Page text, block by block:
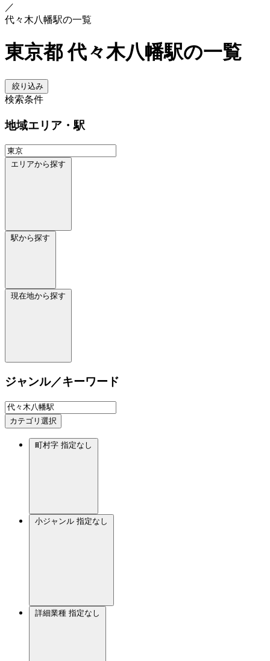
／
代々木八幡駅の一覧
東京都 代々木八幡駅の一覧
絞り込み
検索条件
地域エリア・駅
エリアから探す
駅から探す
現在地から探す
ジャンル／キーワード
カテゴリ選択
町村字 指定なし
小ジャンル 指定なし
詳細業種 指定なし